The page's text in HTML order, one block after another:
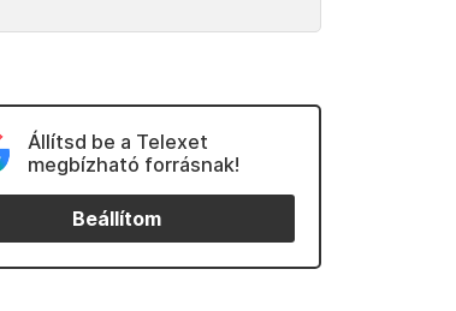
Állítsd be a Telexet
megbízható forrásnak!
Beállítom